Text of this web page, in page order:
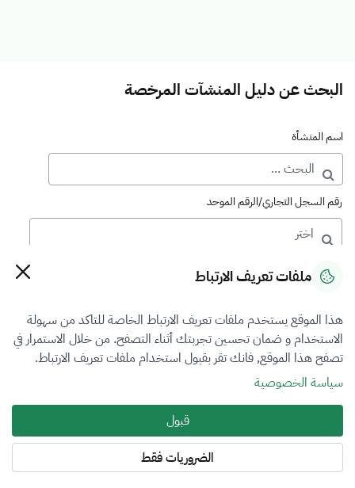
البحث عن دليل المنشآت المرخصة
اسم المنشأة
رقم السجل التجاري/الرقم الموحد
رقم الترخيص
التصنيف
VFR1
فرع التقييم
ملفات تعريف الارتباط
هذا الموقع يستخدم ملفات تعريف الارتباط الخاصة للتاكد من سهولة
الاستخدام و ضمان تحسين تجربتك أثناء التصفح. من خلال الاستمرار في
تصفح هذا الموقع, فانك تقر بقبول استخدام ملفات تعريف الارتباط.
سياسة الخصوصية
قبول
الضروريات فقط